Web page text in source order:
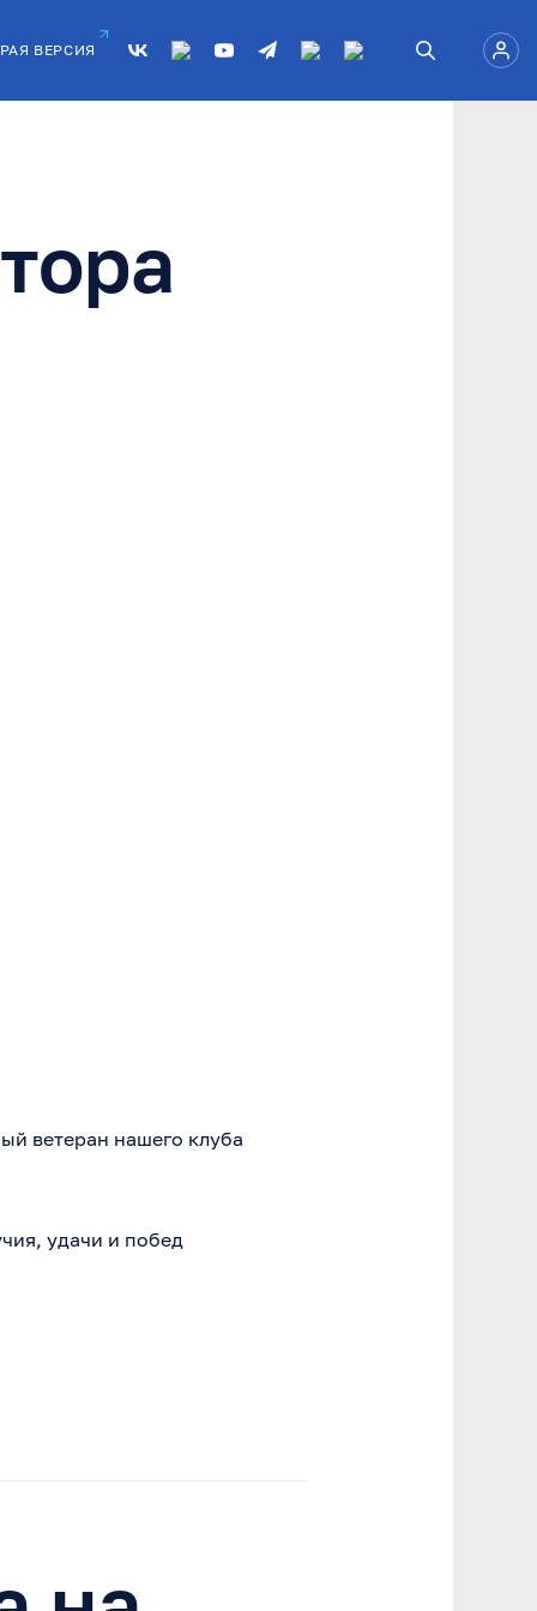
ВЕРСИЯ
ветеран нашего клуба
удачи и побед